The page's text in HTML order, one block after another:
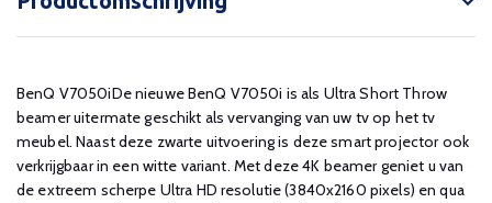
BenQ V7050iDe nieuwe BenQ V7050i is als Ultra Short Throw
beamer uitermate geschikt als vervanging van uw tv op het tv
meubel. Naast deze zwarte uitvoering is deze smart projector ook
verkrijgbaar in een witte variant. Met deze 4K beamer geniet u van
de extreem scherpe Ultra HD resolutie (3840x2160 pixels) en qua